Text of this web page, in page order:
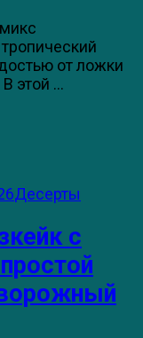
от ложки
этой …
Десерты
с